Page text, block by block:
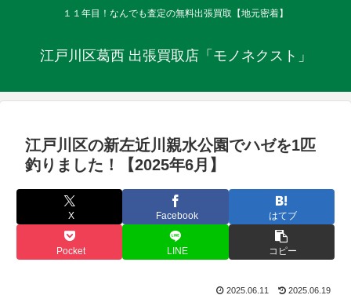
１１年目！なんでも査定の無料出張買取【地元密着】
江戸川区葛西 出張買取店「モノネクスト」
江戸川区の新左近川親水公園でハゼを1匹
釣りました！【2025年6月】
X Facebook はてブ
Pocket LINE コピー
2025.06.11 2025.06.19